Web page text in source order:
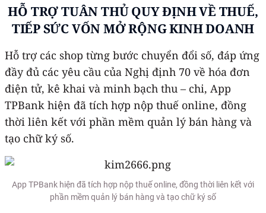
HỖ TRỢ TUÂN THỦ QUY ĐỊNH VỀ THUẾ,
TIẾP SỨC VỐN MỞ RỘNG KINH DOANH
Hỗ trợ các shop từng bước chuyển đổi số, đáp ứng
đầy đủ các yêu cầu của Nghị định 70 về hóa đơn
điện tử, kê khai và minh bạch thu – chi, App
TPBank hiện đã tích hợp nộp thuế online, đồng
thời liên kết với phần mềm quản lý bán hàng và
tạo chữ ký số.
App TPBank hiện đã tích hợp nộp thuế online, đồng thời liên kết với
phần mềm quản lý bán hàng và tạo chữ ký số